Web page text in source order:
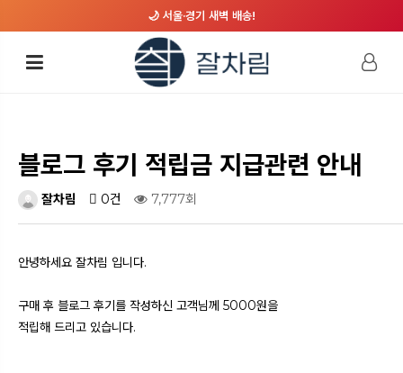
🌙 서울·경기 새벽 배송!
블로그 후기 적립금 지급관련 안내
잘차림 0건 7,777회
안녕하세요 잘차림 입니다.
구매 후 블로그 후기를 작성하신 고객님께 5000원을
적립해 드리고 있습니다.